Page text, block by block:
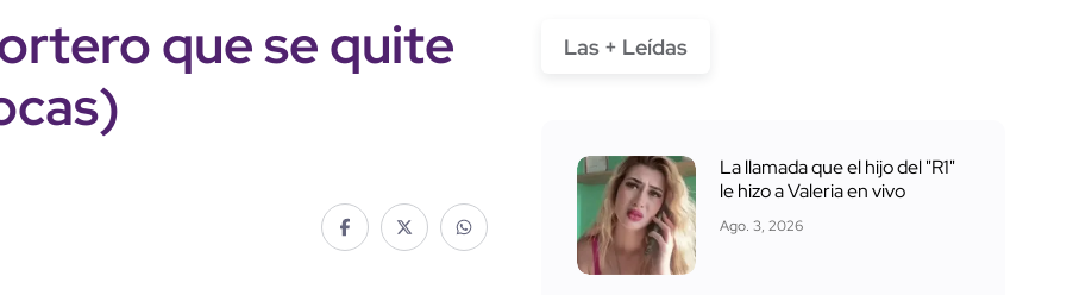
que se quite
Las + Leídas
La llamada que el hijo del "R1"
le hizo a Valeria en vivo
Ago. 3, 2026